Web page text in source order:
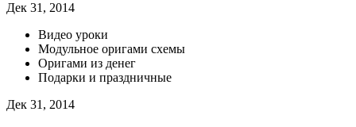
Дек 31, 2014
Видео уроки
Модульное оригами схемы
Оригами из денег
Подарки и праздничные
Дек 31, 2014